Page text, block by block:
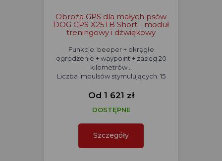
Obroża GPS dla małych psów
DOG GPS X25TB Short - moduł
treningowy i dźwiękowy
Funkcje: beeper + okrągłe
ogrodzenie + waypoint + zasięg 20
kilometrów...
Liczba impulsów stymulujących: 15
Od 1 621 zł
DOSTĘPNE
Szczegóły